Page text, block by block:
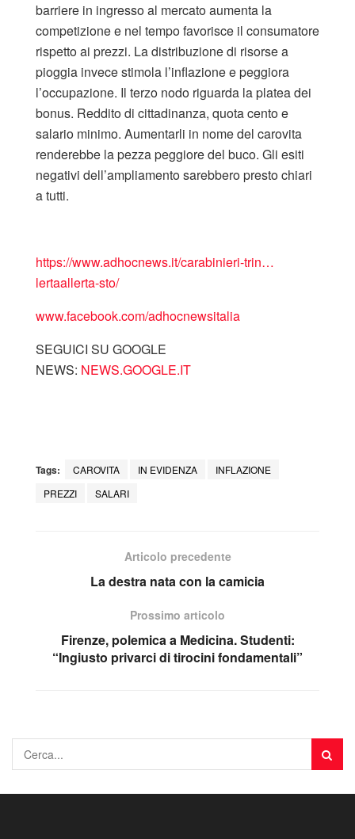
barriere in ingresso al mercato aumenta la
competizione e nel tempo favorisce il consumatore
rispetto ai prezzi. La distribuzione di risorse a
pioggia invece stimola l’inflazione e peggiora
l’occupazione. Il terzo nodo riguarda la platea dei
bonus. Reddito di cittadinanza, quota cento e
salario minimo. Aumentarli in nome del carovita
renderebbe la pezza peggiore del buco. Gli esiti
negativi dell’ampliamento sarebbero presto chiari
a tutti.
https://www.adhocnews.it/carabinieri-trin…
lertaallerta-sto/
www.facebook.com/adhocnewsitalia
SEGUICI SU GOOGLE
NEWS: NEWS.GOOGLE.IT
Tags: CAROVITA IN EVIDENZA
INFLAZIONE
PREZZI
SALARI
Articolo precedente
La destra nata con la camicia
Prossimo articolo
Firenze, polemica a Medicina. Studenti:
“Ingiusto privarci di tirocini fondamentali”